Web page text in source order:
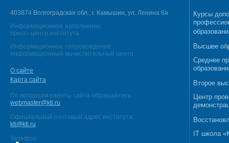
403874 Волгоградская обл., г. Камышин, ул. Ленина 6а
Информационное наполнение:
пресс–центр института
Информационное сопровождение:
информационный вычислительный центр
О сайте
Карта сайта
По вопросам работы сайта обращайтесь:
webmaster@kti.ru
Официальный почтовый адрес института:
kti@kti.ru
Телефон:
Курсы
Высшее
Среднее
Второе
Центр
IT школа